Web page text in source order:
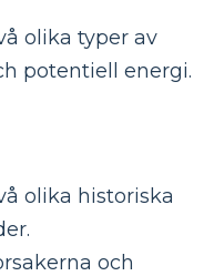
olika typer av
potentiell energi.
olika historiska
och